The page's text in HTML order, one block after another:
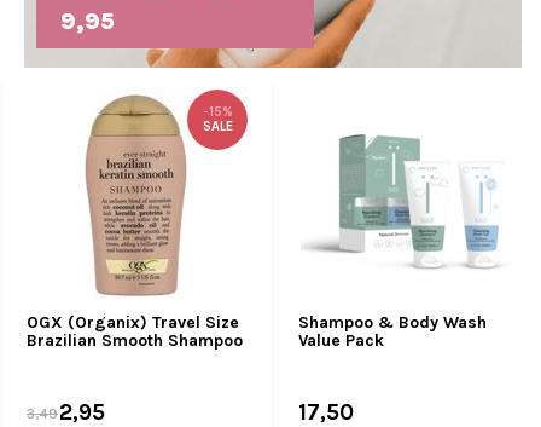
9,95
OGX (Organix) Travel Size
Brazilian Smooth Shampoo
-15%
SALE
3,492,95
Shampoo & Body Wash
Value Pack
17,50